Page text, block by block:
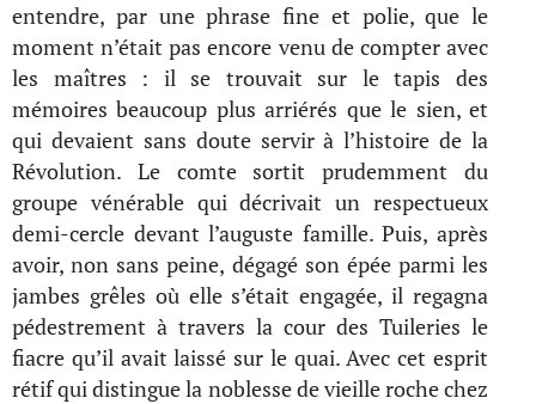
entendre, par une phrase fine et polie, que le
moment n’était pas encore venu de compter avec
les maîtres : il se trouvait sur le tapis des
mémoires beaucoup plus arriérés que le sien, et
qui devaient sans doute servir à l’histoire de la
Révolution. Le comte sortit prudemment du
groupe vénérable qui décrivait un respectueux
demi-cercle devant l’auguste famille. Puis, après
avoir, non sans peine, dégagé son épée parmi les
jambes grêles où elle s’était engagée, il regagna
pédestrement à travers la cour des Tuileries le
fiacre qu’il avait laissé sur le quai. Avec cet esprit
rétif qui distingue la noblesse de vieille roche chez